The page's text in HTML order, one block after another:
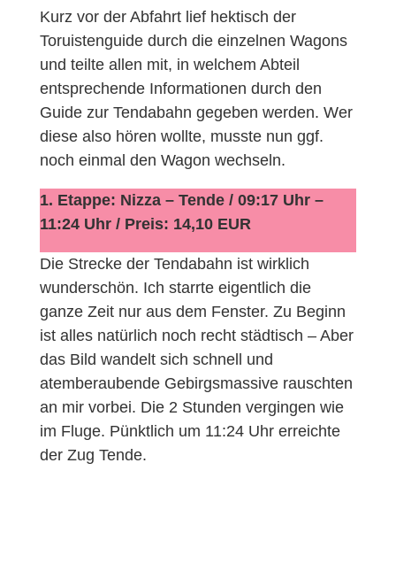
Kurz vor der Abfahrt lief hektisch der
Toruistenguide durch die einzelnen Wagons
und teilte allen mit, in welchem Abteil
entsprechende Informationen durch den
Guide zur Tendabahn gegeben werden. Wer
diese also hören wollte, musste nun ggf.
noch einmal den Wagon wechseln.
1. Etappe: Nizza – Tende / 09:17 Uhr –
11:24 Uhr / Preis: 14,10 EUR
Die Strecke der Tendabahn ist wirklich
wunderschön. Ich starrte eigentlich die
ganze Zeit nur aus dem Fenster. Zu Beginn
ist alles natürlich noch recht städtisch – Aber
das Bild wandelt sich schnell und
atemberaubende Gebirgsmassive rauschten
an mir vorbei. Die 2 Stunden vergingen wie
im Fluge. Pünktlich um 11:24 Uhr erreichte
der Zug Tende.